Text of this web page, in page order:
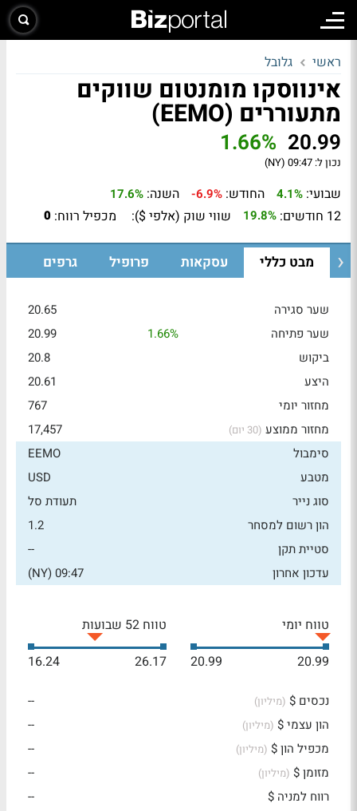
ראשי גלובל
אינווסקו מומנטום שווקים
מתעוררים (EEMO)
20.99
1.66%
נכון ל: 09:47 (NY)
שבועי: 4.1% החודש: -6.9% השנה: 17.6%
12 חודשים: 19.8% שווי שוק (אלפי $): מכפיל רווח: 0
מבט כללי עסקאות פרופיל גרפים
שער סגירה
20.65
שער פתיחה
1.66%
20.99
ביקוש
20.8
היצע
20.61
מחזור יומי
767
מחזור ממוצע (30 יום)
17,457
סימבול
EEMO
מטבע
USD
סוג נייר
תעודת סל
הון רשום למסחר
1.2
סטיית תקן
--
עדכון אחרון
09:47 (NY)
טווח יומי
20.99
20.99
טווח 52 שבועות
26.17
16.24
נכסים $ (מיליון)
--
הון עצמי $ (מיליון)
--
מכפיל הון $ (מיליון)
--
מזומן $ (מיליון)
--
רווח למניה $
--